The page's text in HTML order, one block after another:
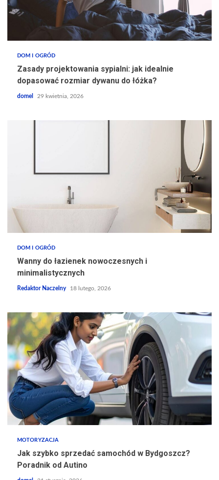
DOM I OGRÓD
Zasady projektowania sypialni: jak idealnie
dopasować rozmiar dywanu do łóżka?
domel 29 kwietnia, 2026
DOM I OGRÓD
Wanny do łazienek nowoczesnych i
minimalistycznych
Redaktor Naczelny 18 lutego, 2026
MOTORYZACJA
Jak szybko sprzedać samochód w Bydgoszcz?
Poradnik od Autino